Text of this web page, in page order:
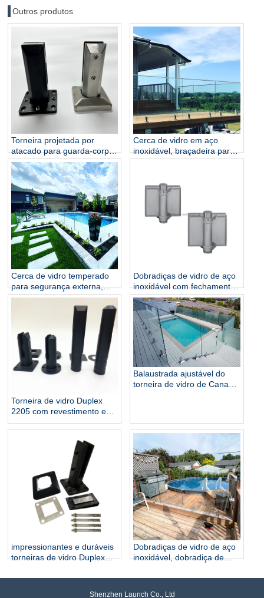
Outros produtos
Torneira projetada por
atacado para guarda-corpo
de vidro sem moldura
Cerca de vidro em aço
inoxidável, braçadeira para
cerca, balaustrada e
ferragem de vidro
Cerca de vidro temperado
para segurança externa,
atacado, 12mm, balaústre
de vidro temperado, torneira
de vidro temperado, cerca
Dobradiças de vidro de aço
inoxidável com fechamento
suave para piscina
Torneira de vidro Duplex
2205 com revestimento em
pó preto
Balaustrada ajustável do
torneira de vidro de Canadá
impressionantes e duráveis ​​
torneiras de vidro Duplex
Dobradiças de vidro de aço
inoxidável, dobradiça de
dobradiça de mola de vidro
Shenzhen Launch Co., Ltd